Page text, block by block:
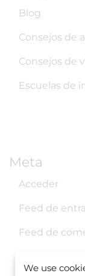
Blog
Consejos de
Consejos de
Escuelas de
Meta
Acceder
Feed de
Feed de
We use